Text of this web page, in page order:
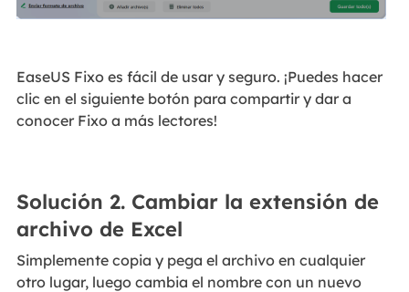
EaseUS Fixo es fácil de usar y seguro. ¡Puedes hacer
clic en el siguiente botón para compartir y dar a
conocer Fixo a más lectores!
Solución 2. Cambiar la extensión de
archivo de Excel
Simplemente copia y pega el archivo en cualquier
otro lugar, luego cambia el nombre con un nuevo